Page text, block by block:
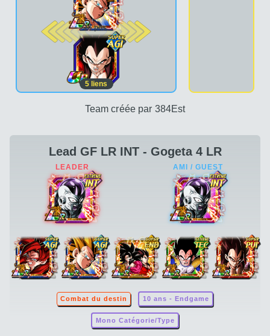
2e pos.
5 liens
Team créée par 384Est
Lead GF LR INT - Gogeta 4 LR
Combat du destin 10 ans - Endgame
Mono Catégorie/Type